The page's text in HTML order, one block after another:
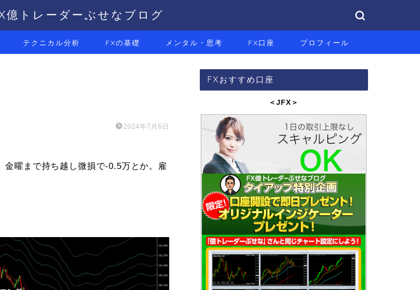
億トレーダーぶせなブログ
テクニカル分析 FXの基礎 メンタル・思考 FX口座 プロフィール
2024年7月6日
曜まで持ち越し微損で-0.5万とか。雇
FXおすすめ口座
＜JFX ＞